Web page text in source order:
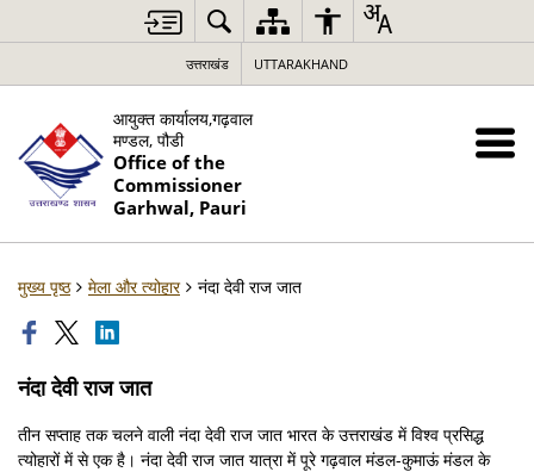
उत्तराखंड UTTARAKHAND
आयुक्त कार्यालय,गढ़वाल
मण्डल, पौडी
Office of the
Commissioner
Garhwal, Pauri
मुख्य पृष्ठ मेला और त्योहार नंदा देवी राज जात
नंदा देवी राज जात
तीन सप्ताह तक चलने वाली नंदा देवी राज जात भारत के उत्तराखंड में विश्व प्रसिद्ध
त्योहारों में से एक है। नंदा देवी राज जात यात्रा में पूरे गढ़वाल मंडल-कुमाऊं मंडल के